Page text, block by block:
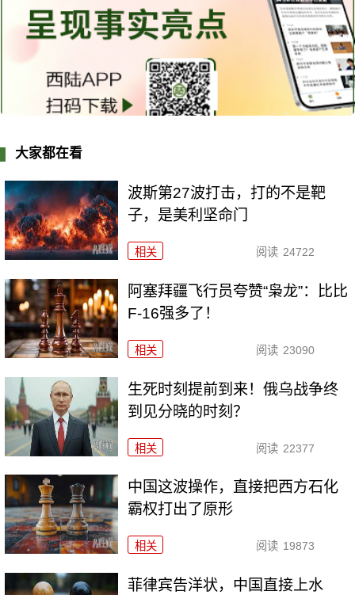
大家都在看
波斯第27波打击，打的不是靶
子，是美利坚命门
相关 阅读 24722
阿塞拜疆飞行员夸赞“枭龙”：比比
F-16强多了！
相关 阅读 23090
生死时刻提前到来！俄乌战争终
到见分晓的时刻？
相关 阅读 22377
中国这波操作，直接把西方石化
霸权打出了原形
相关 阅读 19873
菲律宾告洋状，中国直接上水